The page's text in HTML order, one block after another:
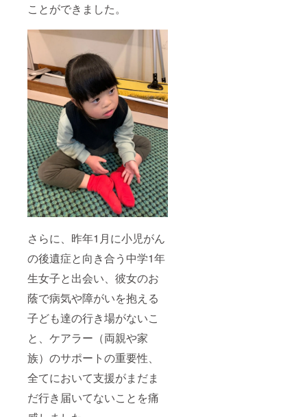
ことができました。
さらに、昨年1月に小児がん
の後遺症と向き合う中学1年
生女子と出会い、彼女のお
蔭で病気や障がいを抱える
子ども達の行き場がないこ
と、ケアラー（両親や家
族）のサポートの重要性、
全てにおいて支援がまだま
だ行き届いてないことを痛